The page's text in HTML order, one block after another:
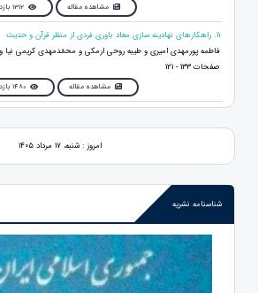
مشاهده مقاله 1312 بازدید
11. راهکارهای نهادینه سازی معاد باوری فردی از منظر قرآن و حدیث
فاطمه پورمهدی امیری و طیبه روحی ارمکی و محمّدمهدی کریمی
صفحات 133 - 121
مشاهده مقاله 1480 بازدید
امروز : شنبه، ۱۷ مرداد ۱۴۰۵
شناسنامه نشریه